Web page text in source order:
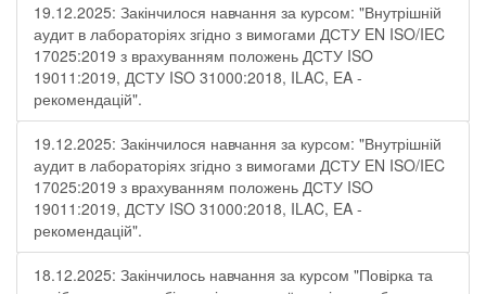
19.12.2025: Закінчилося навчання за курсом: "Внутрішній
аудит в лабораторіях згідно з вимогами ДСТУ EN ISO/IEC
17025:2019 з врахуванням положень ДСТУ ISO
19011:2019, ДСТУ ISO 31000:2018, ILAC, EA -
рекомендацій".
19.12.2025: Закінчилося навчання за курсом: "Внутрішній
аудит в лабораторіях згідно з вимогами ДСТУ EN ISO/IEC
17025:2019 з врахуванням положень ДСТУ ISO
19011:2019, ДСТУ ISO 31000:2018, ILAC, EA -
рекомендацій".
18.12.2025: Закінчилось навчання за курсом "Повірка та